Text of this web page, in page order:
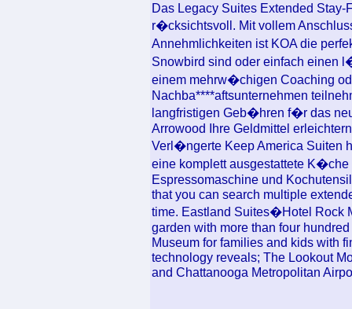
Das Legacy Suites Extended
r�cksichtsvoll. Mit vollem
Annehmlichkeiten ist KOA die
Snowbird sind oder einfach einen
einem mehrw�chigen Coaching
Nachba****aftsunternehmen
langfristigen Geb�hren f�r das
Arrowood Ihre Geldmittel
Verl�ngerte Keep America Suiten
eine komplett ausgestattete
Espressomaschine und
that you can search multiple
time. Eastland Suites�Hotel Rock
garden with more than four
Museum for families and kids with
technology reveals; The Lookout
and Chattanooga Metropolitan